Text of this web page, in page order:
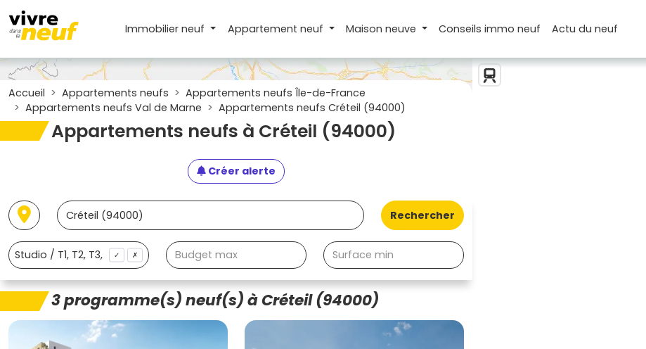
Immobilier neuf Appartement neuf Maison neuve Conseilsimmo neuf Actudu neuf
Accueil Appartements neufs
Appartements neufs Île-de-France
Appartements neufs Val de Marne
Appartements neufs Créteil (94000)
Appartements neufs à Créteil (94000)
Créer alerte
Rechercher
✓ ✗
3 programme(s) neuf(s) à Créteil (94000)